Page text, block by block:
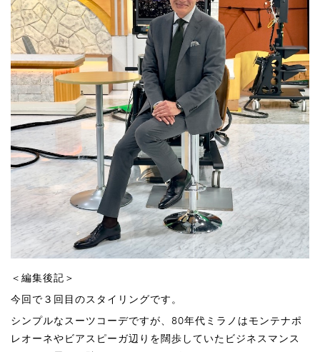
＜編集後記＞
今回で３回目のスタイリングです。
シンプルなスーツコーデですが、80年代ミラノはモンテナポ
レオーネやビアスピーガ辺りを闊歩していたビジネスマンス